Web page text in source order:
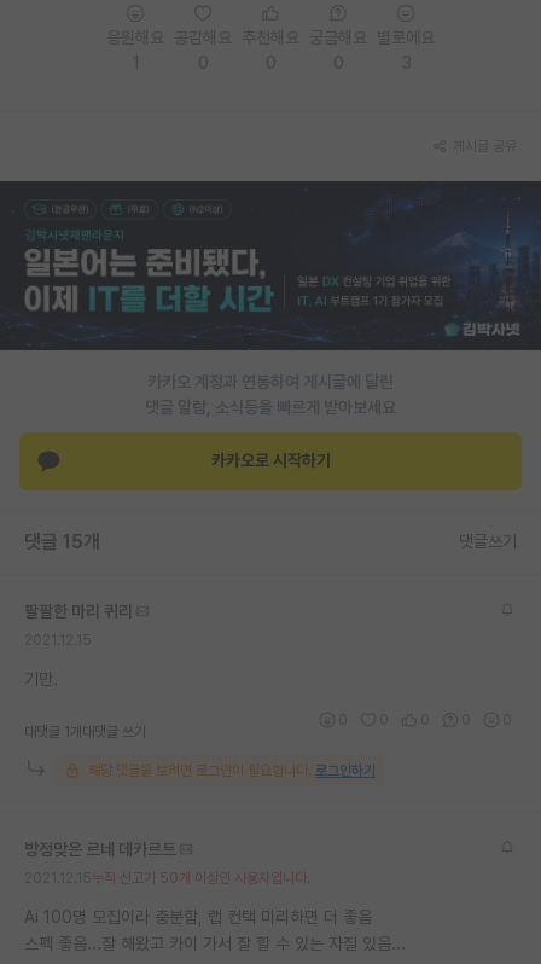
카카오 계정과 연동하여 게시글에 달린
댓글 알람, 소식등을 빠르게 받아보세요
카카오로 시작하기
댓글 15개 댓글쓰기
팔팔한 마리 퀴리
기만.
대댓글 1개 대댓글 쓰기
해당 댓글을 보려면 로그인이 필요합니다. 로그인하기
방정맞은 르네 데카르트
누적 신고가 50개 이상인 사용자입니다.
Ai 100명 모집이라 충분함, 랩 컨택 미리하면 더 좋음
스펙 좋음...잘 해왔고 카이 가서 잘 할 수 있는 자질 있음...